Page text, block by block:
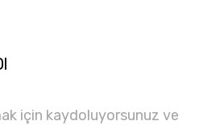
için kaydoluyorsunuz ve